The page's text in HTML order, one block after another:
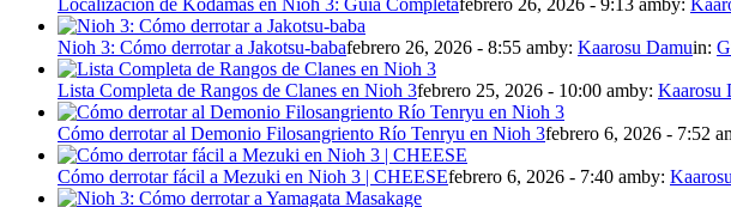
Nioh 3: Cómo derrotar a Jakotsu-babafebrero 26, 2026 - 8:55 amby: Kaarosu Damuin:
Lista Completa de Rangos de Clanes en Nioh 3febrero 25, 2026 - 10:00 amby: Kaarosu
Cómo derrotar al Demonio Filosangriento Río Tenryu en Nioh 3febrero 6, 2026 - 7:52
Cómo derrotar fácil a Mezuki en Nioh 3 | CHEESEfebrero 6, 2026 - 7:40 amby: